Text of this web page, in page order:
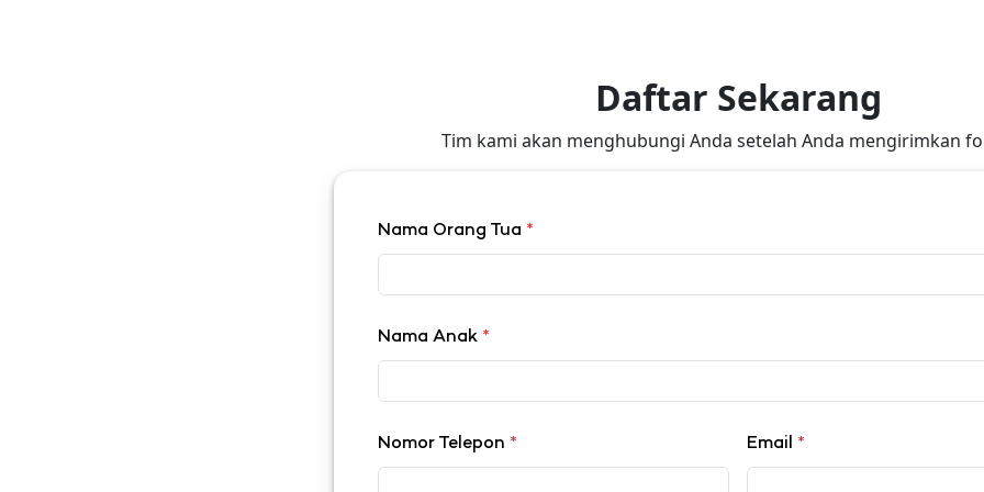
Daftar Sekarang
Tim kami akan menghubungi Anda setelah Anda mengirimkan
Nama Orang Tua *
Nama Anak *
Nomor Telepon * Email *